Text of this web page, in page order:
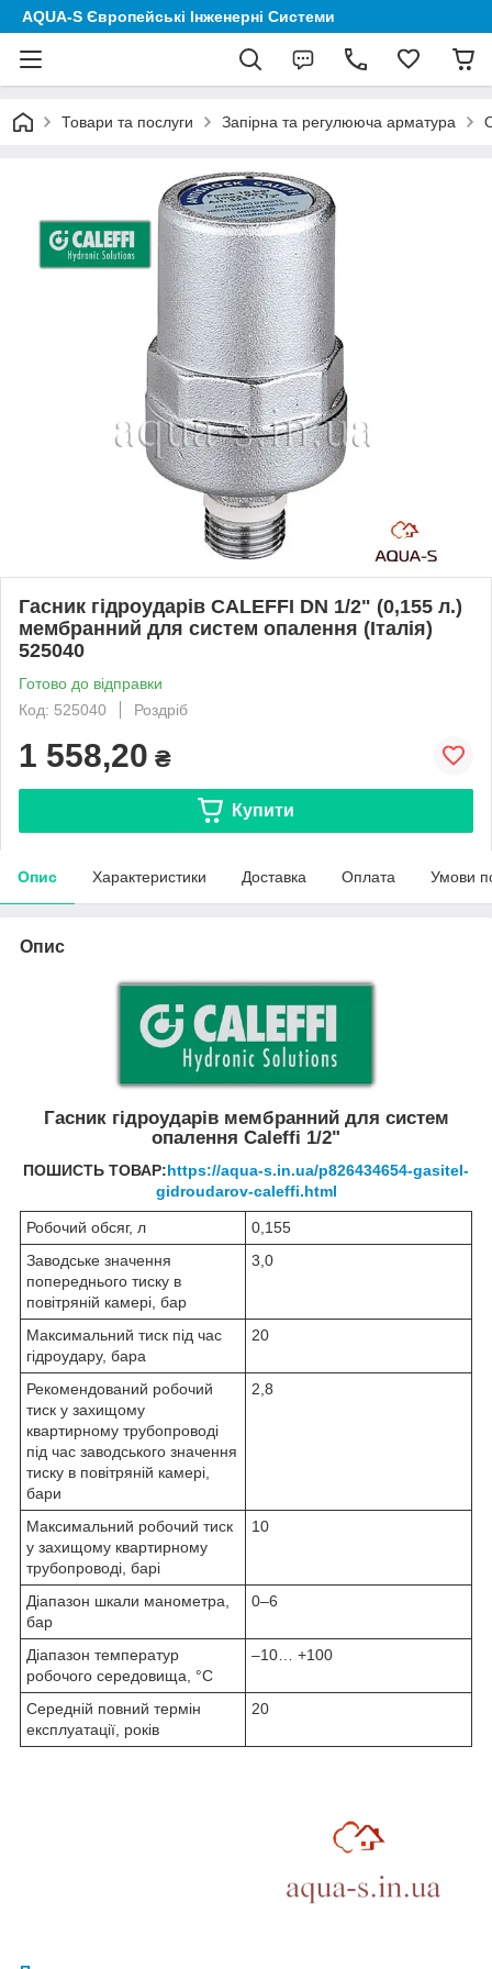
AQUA-S Європейські Інженерні Системи
Товари та послуги Запірна та регулююча арматура
Гасник гідроударів CALEFFI DN 1/2" (0,155 л.)
мембранний для систем опалення (Італія)
525040
Готово до відправки
Код: 525040
Роздріб
1 558,20 ₴
Купити
Опис Характеристики Доставка Оплата Умови
Опис
Гасник гідроударів мембранний для систем
опалення Caleffi 1/2"
ПОШИСТЬ ТОВАР:https://aqua-s.in.ua/p826434654-gasitel-
gidroudarov-caleffi.html
Робочий обсяг, л
0,155
Заводське значення
попереднього тиску в
повітряній камері, бар
3,0
Максимальний тиск під час
гідроудару, бара
20
Рекомендований робочий
тиск у захищому
квартирному трубопроводі
під час заводського значення
тиску в повітряній камері,
бари
2,8
Максимальний робочий тиск
у захищому квартирному
трубопроводі, барі
10
Діапазон шкали манометра,
бар
0–6
Діапазон температур
робочого середовища, °C
–10… +100
Середній повний термін
експлуатації, років
20